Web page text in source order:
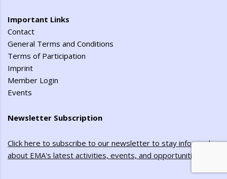
Important Links
Contact
General Terms and Conditions
Terms of Participation
Imprint
Member Login
Events
Newsletter Subscription
Click here to subscribe to our newsletter to stay informed
about EMA's latest activities, events, and opportunities